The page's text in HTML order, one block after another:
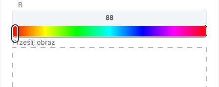
B
Prześlij obraz